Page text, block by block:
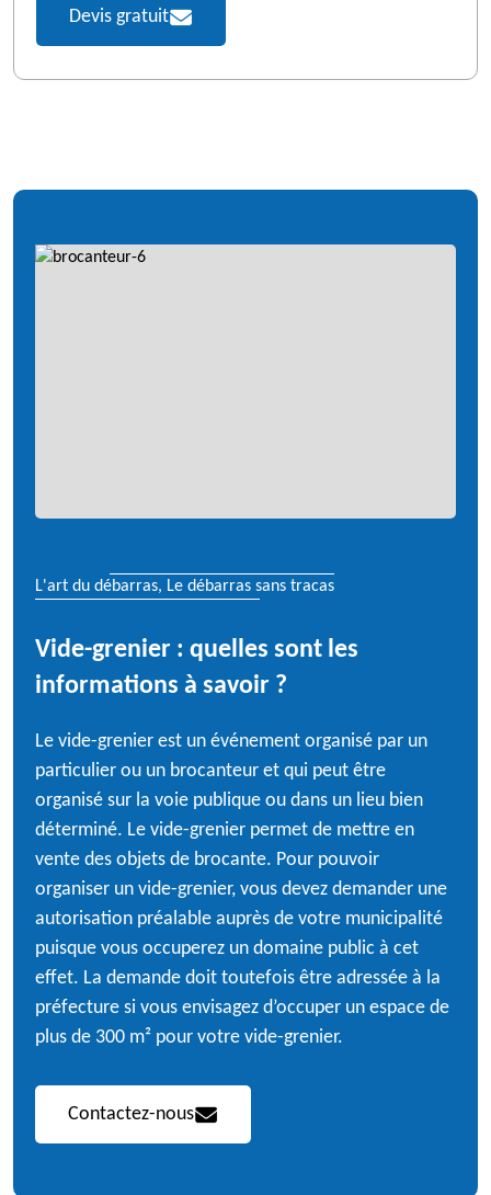
Devis gratuit
L'art du débarras, Le débarras sans tracas
Vide-grenier : quelles sont les
informations à savoir ?
Le vide-grenier est un événement organisé par un
particulier ou un brocanteur et qui peut être
organisé sur la voie publique ou dans un lieu bien
déterminé. Le vide-grenier permet de mettre en
vente des objets de brocante. Pour pouvoir
organiser un vide-grenier, vous devez demander une
autorisation préalable auprès de votre municipalité
puisque vous occuperez un domaine public à cet
effet. La demande doit toutefois être adressée à la
préfecture si vous envisagez d’occuper un espace de
plus de 300 m² pour votre vide-grenier.
Contactez-nous